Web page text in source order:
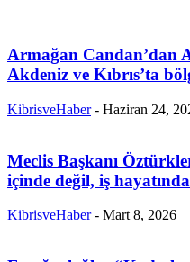
Armağan Candan’dan
Akdeniz ve Kıbrıs’ta
KibrisveHaber - Haziran 24,
Meclis Başkanı
içinde değil, iş
KibrisveHaber - Mart 8, 2026